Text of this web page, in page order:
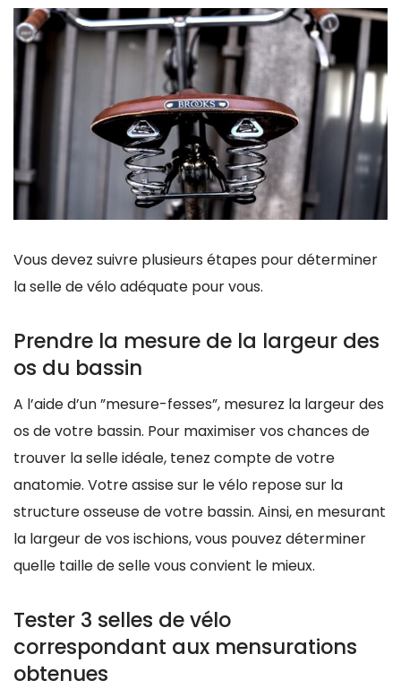
Vous devez suivre plusieurs étapes pour déterminer
la selle de vélo adéquate pour vous.
Prendre la mesure de la largeur des
os du bassin
A l’aide d’un ”mesure-fesses”, mesurez la largeur des
os de votre bassin. Pour maximiser vos chances de
trouver la selle idéale, tenez compte de votre
anatomie. Votre assise sur le vélo repose sur la
structure osseuse de votre bassin. Ainsi, en mesurant
la largeur de vos ischions, vous pouvez déterminer
quelle taille de selle vous convient le mieux.
Tester 3 selles de vélo
correspondant aux mensurations
obtenues